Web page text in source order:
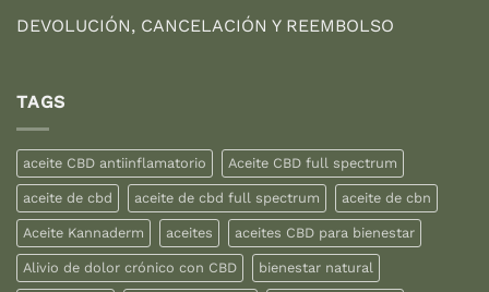
DEVOLUCIÓN, CANCELACIÓN Y REEMBOLSO
TAGS
aceite CBD antiinflamatorio Aceite CBD full spectrum
aceite de cbd aceite de cbd full spectrum aceite de cbn
Aceite Kannaderm aceites aceites CBD para bienestar
Alivio de dolor crónico con CBD bienestar natural